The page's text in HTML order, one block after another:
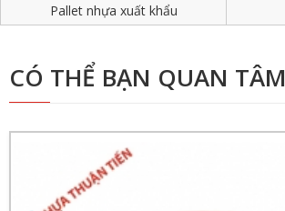
Pallet nhựa xuất khẩu
CÓ THỂ BẠN QUAN TÂM